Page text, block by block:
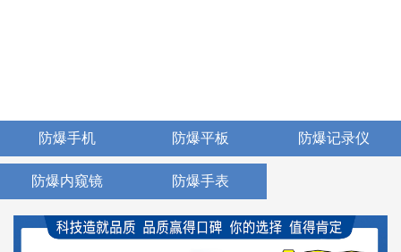
防爆手机 防爆平板 防爆记录仪
防爆内窥镜 防爆手表